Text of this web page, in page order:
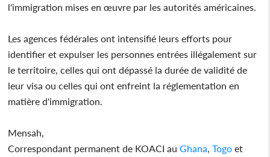
l'immigration mises en œuvre par les autorités américaines.
Les agences fédérales ont intensifié leurs efforts pour
identifier et expulser les personnes entrées illégalement sur
le territoire, celles qui ont dépassé la durée de validité de
leur visa ou celles qui ont enfreint la réglementation en
matière d'immigration.
Mensah,
Correspondant permanent de KOACI au Ghana Togo et